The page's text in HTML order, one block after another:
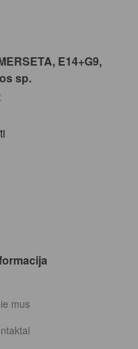
E14+G9,
sp.
mus